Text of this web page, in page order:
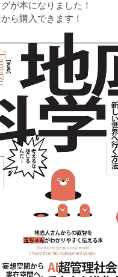
が本になりました！
ら購入できます！